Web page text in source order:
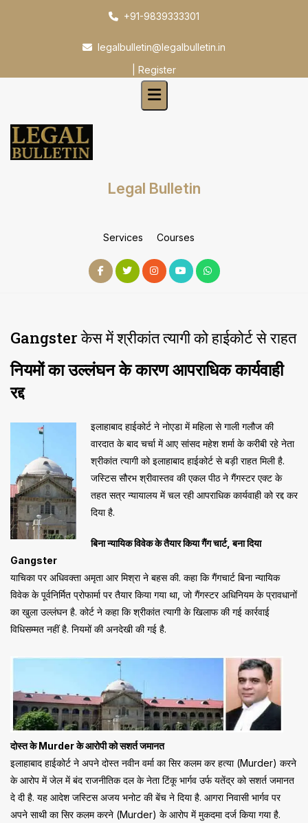
+91-9839333301
legalbulletin@legalbulletin.in
Register
Legal Bulletin
Services Courses
Gangster केस में श्रीकांत त्यागी को हाईकोर्ट से राहत
नियमों का उल्लंघन के कारण आपराधिक कार्यवाही
रद्द
इलाहाबाद हाईकोर्ट ने नोएडा में महिला से गाली गलौज की
वारदात के बाद चर्चा में आए सांसद महेश शर्मा के करीबी रहे नेता
श्रीकांत त्यागी को इलाहाबाद हाईकोर्ट से बड़ी राहत मिली है.
जस्टिस सौरभ श्रीवास्तव की एकल पीठ ने गैंगस्टर एक्ट के
तहत सत्र न्यायालय में चल रही आपराधिक कार्यवाही को रद्द कर
दिया है.
बिना न्यायिक विवेक के तैयार किया गैंग चार्ट, बना दिया
Gangster
याचिका पर अधिवक्ता अमृता आर मिश्रा ने बहस की. कहा कि गैंगचार्ट बिना न्यायिक
विवेक के पूर्वनिर्मित प्रोफार्मा पर तैयार किया गया था, जो गैंगस्टर अधिनियम के प्रावधानों
का खुला उल्लंघन है. कोर्ट ने कहा कि श्रीकांत त्यागी के खिलाफ की गई कार्रवाई
विधिसम्मत नहीं है. नियमों की अनदेखी की गई है.
दोस्त के Murder के आरोपी को सशर्त जमानत
इलाहाबाद हाईकोर्ट ने अपने दोस्त नवीन वर्मा का सिर कलम कर हत्या (Murder) करने
के आरोप में जेल में बंद राजनीतिक दल के नेता टिंकू भार्गव उर्फ यतेंद्र को सशर्त जमानत
दे दी है. यह आदेश जस्टिस अजय भनोट की बेंच ने दिया है. आगरा निवासी भार्गव पर
अपने साथी का सिर कलम करने (Murder) के आरोप में मुकदमा दर्ज किया गया है.